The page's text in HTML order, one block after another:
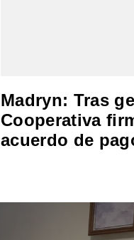
Madryn: Tras
Cooperativa
acuerdo de